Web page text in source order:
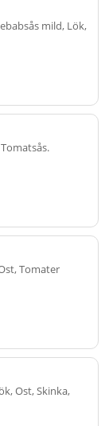
mild, Lök,
.
Tomater
Ost, Skinka,